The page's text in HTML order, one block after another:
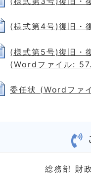
(様式第4号)復旧・
(様式第5号)復旧・
(Wordファイル:
委任状 (Wordファ
総務部 財